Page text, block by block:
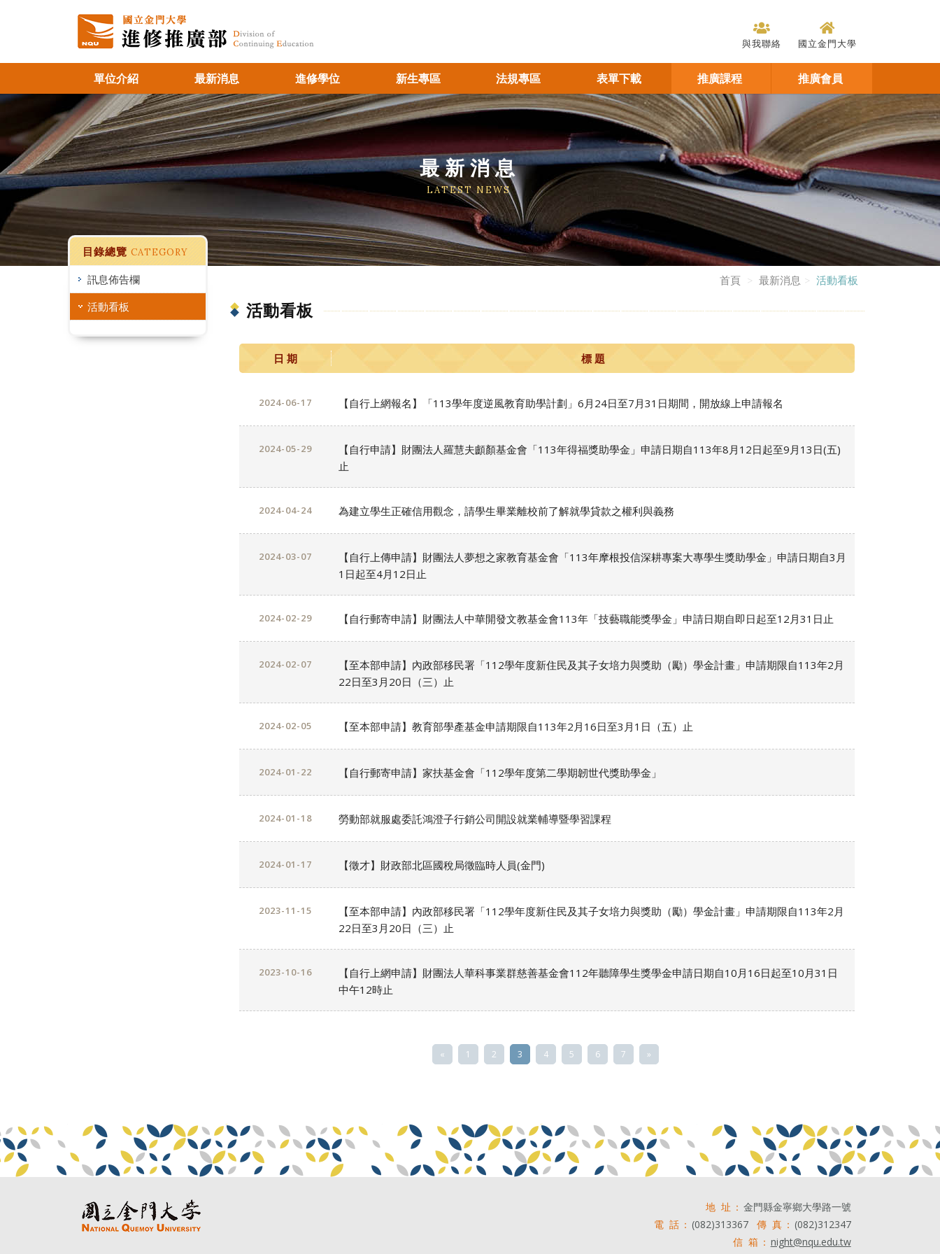
與我聯絡 國立金門大學
單位介紹 最新消息 進修學位 新生專區 法規專區 表單下載 推廣課程 推廣會員
最新消息
LATEST NEWS
目錄總覽 CATEGORY
訊息佈告欄
活動看板
首頁 最新消息 活動看板
活動看板
日 期 標 題
2024-06-17 【自行上網報名】「113學年度逆風教育助學計劃」6月24日至7月31日期間，開放線上申請報名
2024-05-29
【自行申請】財團法人羅慧夫顱顏基金會「113年得福獎助學金」申請日期自113年8月12日起至9月13日(五)
止
2024-04-24 為建立學生正確信用觀念，請學生畢業離校前了解就學貸款之權利與義務
2024-03-07
【自行上傳申請】財團法人夢想之家教育基金會「113年摩根投信深耕專案大專學生獎助學金」申請日期自3月
1日起至4月12日止
2024-02-29 【自行郵寄申請】財團法人中華開發文教基金會113年「技藝職能獎學金」申請日期自即日起至12月31日止
2024-02-07
【至本部申請】內政部移民署「112學年度新住民及其子女培力與獎助（勵）學金計畫」申請期限自113年2月
22日至3月20日（三）止
2024-02-05 【至本部申請】教育部學產基金申請期限自113年2月16日至3月1日（五）止
2024-01-22 【自行郵寄申請】家扶基金會「112學年度第二學期韌世代獎助學金」
2024-01-18 勞動部就服處委託鴻澄子行銷公司開設就業輔導暨學習課程
2024-01-17 【徵才】財政部北區國稅局徵臨時人員(金門)
2023-11-15
【至本部申請】內政部移民署「112學年度新住民及其子女培力與獎助（勵）學金計畫」申請期限自113年2月
22日至3月20日（三）止
2023-10-16
【自行上網申請】財團法人華科事業群慈善基金會112年聽障學生獎學金申請日期自10月16日起至10月31日
中午12時止
« 1 2 3 4 5 6 7 »
地 址： 金門縣金寧鄉大學路一號
電 話： (082)313367 傳 真： (082)312347
信 箱： night@nqu.edu.tw